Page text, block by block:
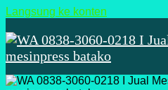
Langsung ke konten